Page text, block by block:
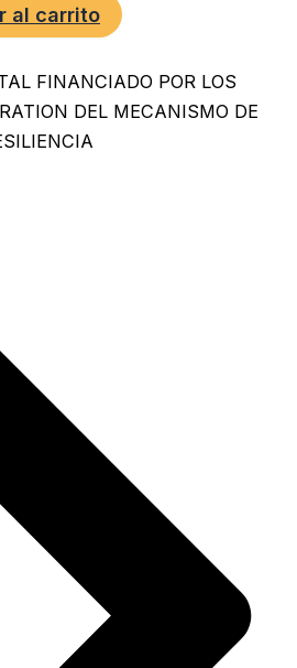
al carrito
FINANCIADO POR LOS
DEL MECANISMO DE